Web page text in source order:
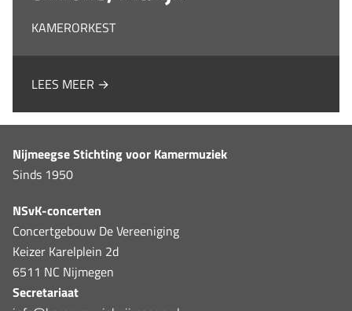
KAMERORKEST
LEES MEER →
Nijmeegse Stichting voor Kamermuziek
Sinds 1950
NSvK-concerten
Concertgebouw De Vereeniging
Keizer Karelplein 2d
6511 NC Nijmegen
Secretariaat